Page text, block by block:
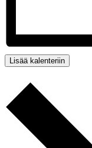
Lisää kalenteriin